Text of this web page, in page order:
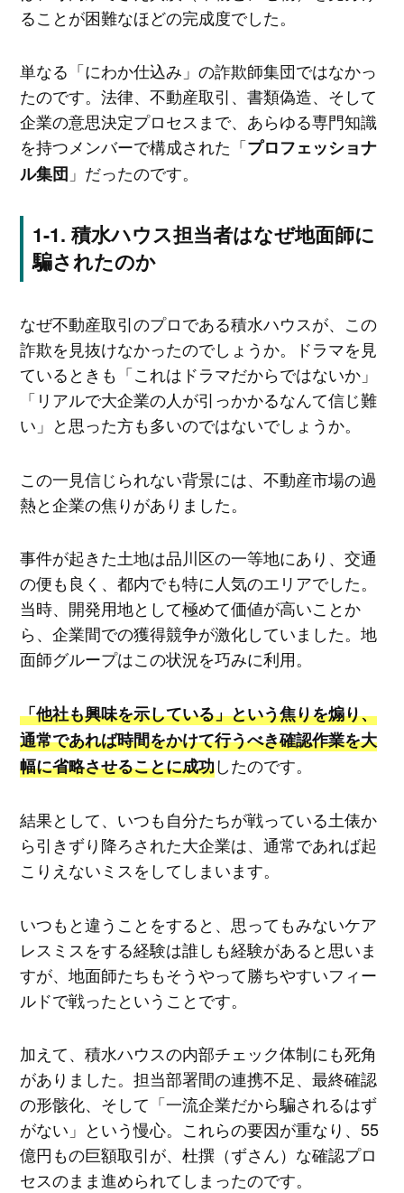
ることが困難なほどの完成度でした。
単なる「にわか仕込み」の詐欺師集団ではなかっ
たのです。法律、不動産取引、書類偽造、そして
企業の意思決定プロセスまで、あらゆる専門知識
を持つメンバーで構成された「プロフェッショナ
ル集団 」だったのです。
積水ハウス担当者はなぜ地面師に
騙されたのか
なぜ不動産取引のプロである積水ハウスが、この
詐欺を見抜けなかったのでしょうか。ドラマを見
ているときも「これはドラマだからではないか」
「リアルで大企業の人が引っかかるなんて信じ難
い」と思った方も多いのではないでしょうか。
この一見信じられない背景には、不動産市場の過
熱と企業の焦りがありました。
事件が起きた土地は品川区の一等地にあり、交通
の便も良く、都内でも特に人気のエリアでした。
当時、開発用地として極めて価値が高いことか
ら、企業間での獲得競争が激化していました。地
面師グループはこの状況を巧みに利用。
「他社も興味を示している」という焦りを煽り、
通常であれば時間をかけて行うべき確認作業を大
幅に省略させることに成功したのです。
結果として、いつも自分たちが戦っている土俵か
ら引きずり降ろされた大企業は、通常であれば起
こりえないミスをしてしまいます。
いつもと違うことをすると、思ってもみないケア
レスミスをする経験は誰しも経験があると思いま
すが、地面師たちもそうやって勝ちやすいフィー
ルドで戦ったということです。
加えて、積水ハウスの内部チェック体制にも死角
がありました。担当部署間の連携不足、最終確認
の形骸化、そして「一流企業だから騙されるはず
がない」という慢心。これらの要因が重なり、55
億円もの巨額取引が、杜撰（ずさん）な確認プロ
セスのまま進められてしまったのです。